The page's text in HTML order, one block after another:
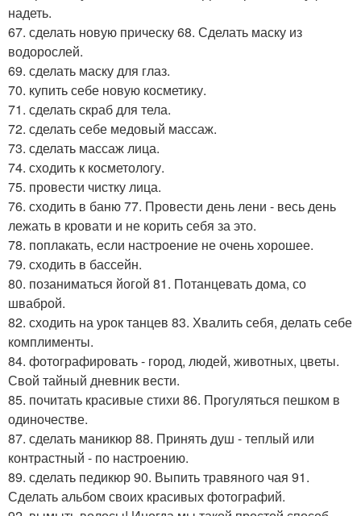
надеть.
67. сделать новую прическу 68. Сделать маску из
водорослей.
69. сделать маску для глаз.
70. купить себе новую косметику.
71. сделать скраб для тела.
72. сделать себе медовый массаж.
73. сделать массаж лица.
74. сходить к косметологу.
75. провести чистку лица.
76. сходить в баню 77. Провести день лени - весь день
лежать в кровати и не корить себя за это.
78. поплакать, если настроение не очень хорошее.
79. сходить в бассейн.
80. позаниматься йогой 81. Потанцевать дома, со
шваброй.
82. сходить на урок танцев 83. Хвалить себя, делать себе
комплименты.
84. фотографировать - город, людей, животных, цветы.
Свой тайный дневник вести.
85. почитать красивые стихи 86. Прогуляться пешком в
одиночестве.
87. сделать маникюр 88. Принять душ - теплый или
контрастный - по настроению.
89. сделать педикюр 90. Выпить травяного чая 91.
Сделать альбом своих красивых фотографий.